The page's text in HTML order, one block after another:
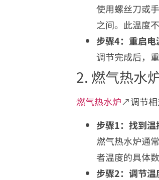
使用螺丝刀或
之间。此温度
步骤4：重启电
调节完成后，
2. 燃气热水
燃气热水炉↗调节相
步骤1：找到温
燃气热水炉通
者温度的具体数
步骤2：调节温